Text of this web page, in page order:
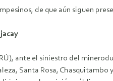
de que aún siguen
ante el siniestro del
Santa Rosa,